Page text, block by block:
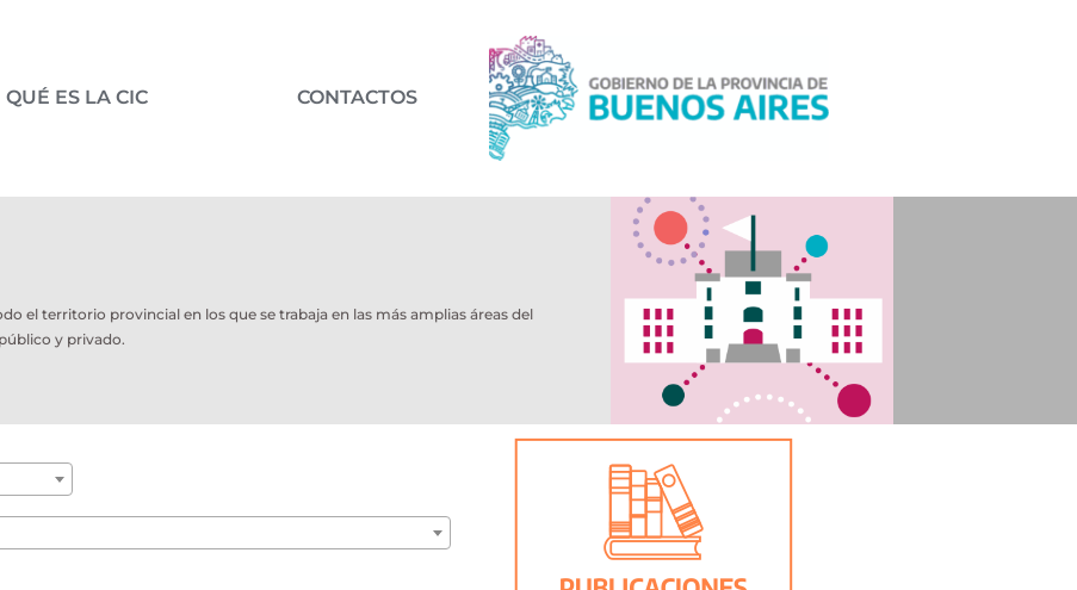
QUÉ ES LA CIC CONTACTOS
el territorio provincial en los que se trabaja en las más amplias áreas del
y privado.